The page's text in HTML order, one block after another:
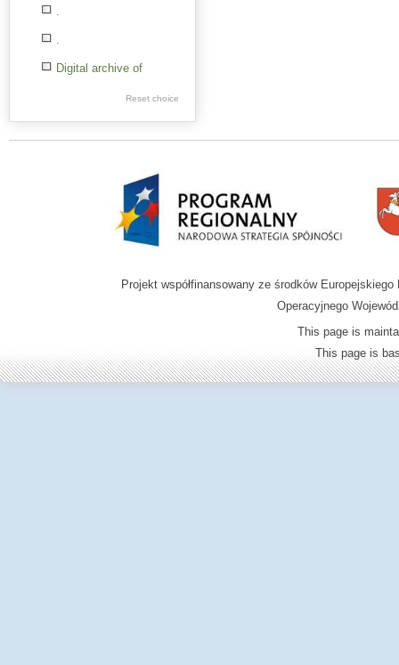
.
.
Digital archive of
Reset choice
Projekt współfinansowany ze środków
Operacyjnego
This page is
This page is